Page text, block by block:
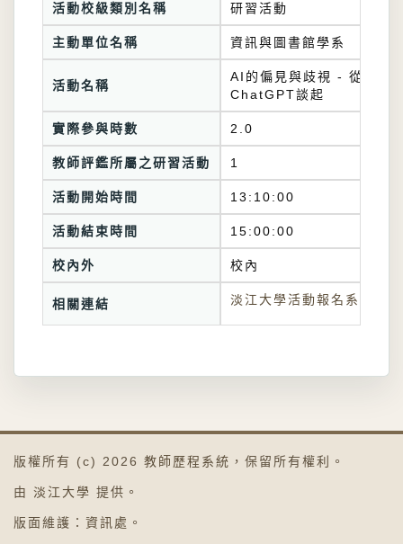
活動校級類別名稱 研習活動
主動單位名稱 資訊與圖書館學系
活動名稱
AI的偏見與歧視 - 從
ChatGPT談起
實際參與時數 2.0
教師評鑑所屬之研習活動 1
活動開始時間 13:10:00
活動結束時間 15:00:00
校內外 校內
相關連結 淡江大學活動報名系統連結
版權所有 (c) 2026 教師歷程系統 ，保留所有權利。
由 淡江大學 提供。
版面維護： 資訊處 。